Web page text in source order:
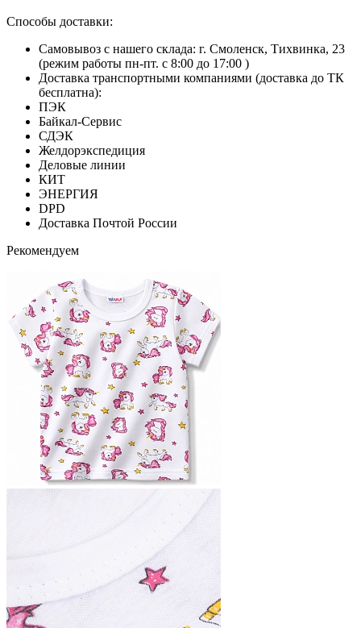
Способы доставки:
Самовывоз с нашего склада: г. Смоленск, Тихвинка, 23
(режим работы пн-пт. с 8:00 до 17:00 )
Доставка транспортными компаниями (доставка до ТК
бесплатна):
ПЭК
Байкал-Сервис
СДЭК
Желдорэкспедиция
Деловые линии
КИТ
ЭНЕРГИЯ
DPD
Доставка Почтой России
Рекомендуем